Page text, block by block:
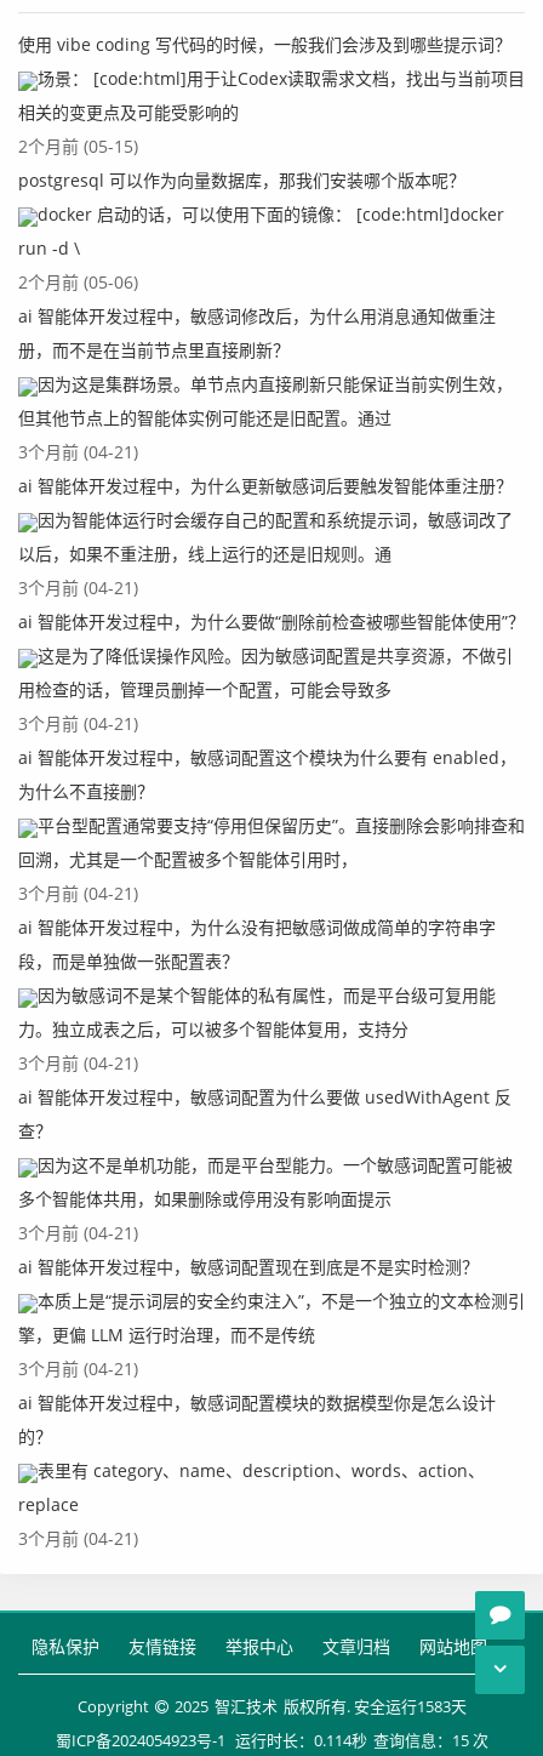
使用 vibe coding 写代码的时候，一般我们会涉及到哪些提示词？
场景： [code:html]用于让Codex读取需求文档，找出与当前项目
相关的变更点及可能受影响的
2个月前 (05-15)
postgresql 可以作为向量数据库，那我们安装哪个版本呢？
docker 启动的话，可以使用下面的镜像： [code:html]docker
run -d \
2个月前 (05-06)
ai 智能体开发过程中，敏感词修改后，为什么用消息通知做重注
册，而不是在当前节点里直接刷新？
因为这是集群场景。单节点内直接刷新只能保证当前实例生效，
但其他节点上的智能体实例可能还是旧配置。通过
3个月前 (04-21)
ai 智能体开发过程中，为什么更新敏感词后要触发智能体重注册？
因为智能体运行时会缓存自己的配置和系统提示词，敏感词改了
以后，如果不重注册，线上运行的还是旧规则。通
3个月前 (04-21)
ai 智能体开发过程中，为什么要做“删除前检查被哪些智能体使用”？
这是为了降低误操作风险。因为敏感词配置是共享资源，不做引
用检查的话，管理员删掉一个配置，可能会导致多
3个月前 (04-21)
ai 智能体开发过程中，敏感词配置这个模块为什么要有 enabled，
为什么不直接删？
平台型配置通常要支持“停用但保留历史”。直接删除会影响排查和
回溯，尤其是一个配置被多个智能体引用时，
3个月前 (04-21)
ai 智能体开发过程中，为什么没有把敏感词做成简单的字符串字
段，而是单独做一张配置表？
因为敏感词不是某个智能体的私有属性，而是平台级可复用能
力。独立成表之后，可以被多个智能体复用，支持分
3个月前 (04-21)
ai 智能体开发过程中，敏感词配置为什么要做 usedWithAgent 反
查？
因为这不是单机功能，而是平台型能力。一个敏感词配置可能被
多个智能体共用，如果删除或停用没有影响面提示
3个月前 (04-21)
ai 智能体开发过程中，敏感词配置现在到底是不是实时检测？
本质上是“提示词层的安全约束注入”，不是一个独立的文本检测引
擎，更偏 LLM 运行时治理，而不是传统
3个月前 (04-21)
ai 智能体开发过程中，敏感词配置模块的数据模型你是怎么设计
的？
表里有 category、name、description、words、action、
replace
3个月前 (04-21)
隐私保护 友情链接 举报中心 文章归档 网站地图
Copyright 2025 智汇技术 版权所有. 安全运行1583天
蜀ICP备2024054923号-1 运行时长：0.114秒 查询信息：15 次